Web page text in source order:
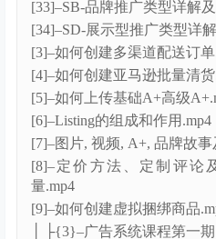
[19]–UPC豁免操作流程.mp4
[1]–如何上传基础A+页面–演
[20]–亚马逊店铺后台常用板
[21]–关键词的分类及收集方
[22]–Listing撰写及类目节点的
[23]–如何创建买一赠一.mp4
[24]–如何上传主图视频.mp4
[25]–如何上传产品链接（添
[26]–表格批量上传链接
体.mp4